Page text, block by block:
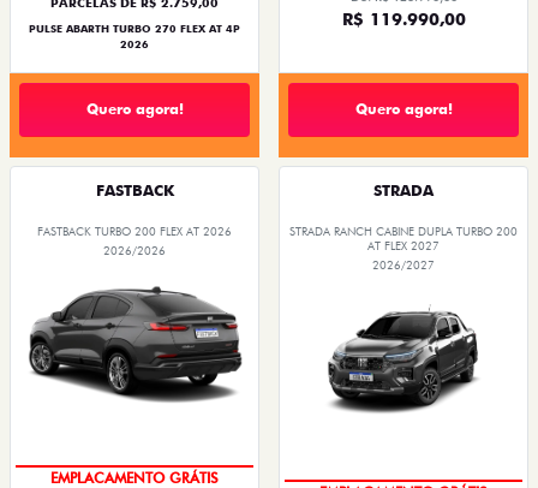
PULSE ABARTH TURBO 270 FLEX AT 4P
2026
Quero agora!
R$ 119.990,00
Quero agora!
FASTBACK
FASTBACK TURBO 200 FLEX AT 2026
2026/2026
OPORTUNIDADE
STRADA
STRADA RANCH CABINE DUPLA TURBO 200
AT FLEX 2027
2026/2027